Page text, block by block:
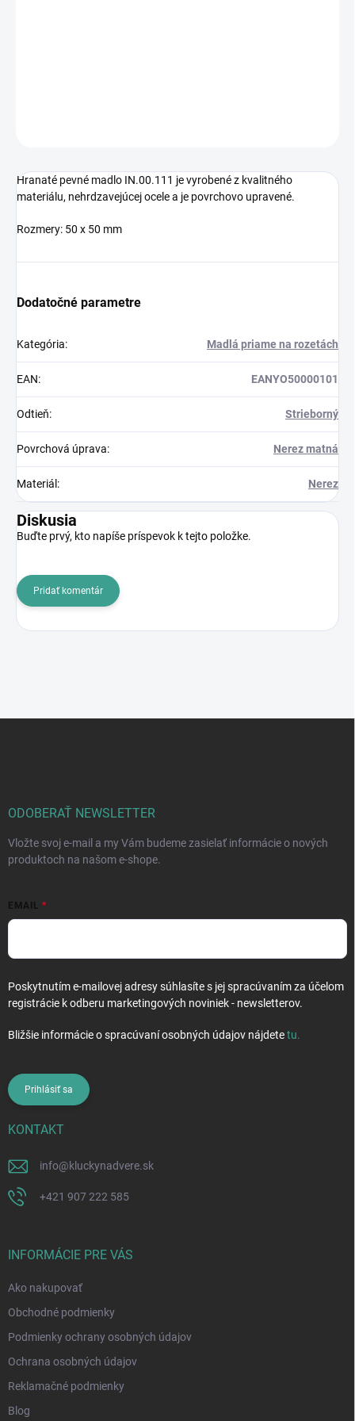
Hranaté pevné madlo IN.00.111 je vyrobené z kvalitného
materiálu, nehrdzavejúcej ocele a je povrchovo upravené.
Rozmery: 50 x 50 mm
Dodatočné parametre
Kategória: Madlá priame na rozetách
EAN: EANYO50000101
Odtieň: Strieborný
Povrchová úprava: Nerez matná
Materiál : Nerez
Diskusia
Buďte prvý, kto napíše príspevok k tejto položke.
Pridať komentár
ODOBERAŤ NEWSLETTER
Vložte svoj e-mail a my Vám budeme zasielať informácie o nových
produktoch na našom e-shope.
EMAIL
Poskytnutím e-mailovej adresy súhlasíte s jej spracúvaním za účelom
registrácie k odberu marketingových noviniek - newsletterov.
Bližšie informácie o spracúvaní osobných údajov nájdetetu.
Prihlásiť sa
KONTAKT
info@kluckynadvere.sk
+421 907 222 585
INFORMÁCIE PRE VÁS
Ako nakupovať
Obchodné podmienky
Podmienky ochrany osobných údajov
Ochrana osobných údajov
Reklamačné podmienky
Blog